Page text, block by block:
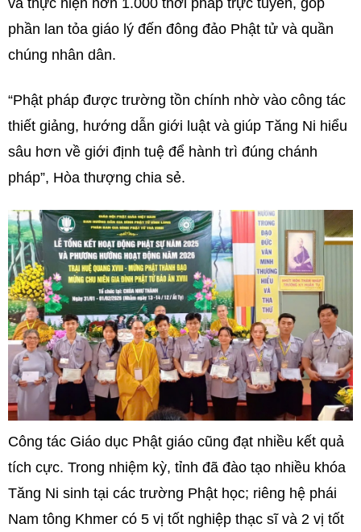
phần lan tỏa giáo lý đến đông đảo Phật tử và quần
chúng nhân dân.
“Phật pháp được trường tồn chính nhờ vào công tác
thiết giảng, hướng dẫn giới luật và giúp Tăng Ni hiểu
sâu hơn về giới định tuệ để hành trì đúng chánh
pháp”, Hòa thượng chia sẻ.
Công tác Giáo dục Phật giáo cũng đạt nhiều kết quả
tích cực. Trong nhiệm kỳ, tỉnh đã đào tạo nhiều khóa
Tăng Ni sinh tại các trường Phật học; riêng hệ phái
Nam tông Khmer có 5 vị tốt nghiệp thạc sĩ và 2 vị tốt